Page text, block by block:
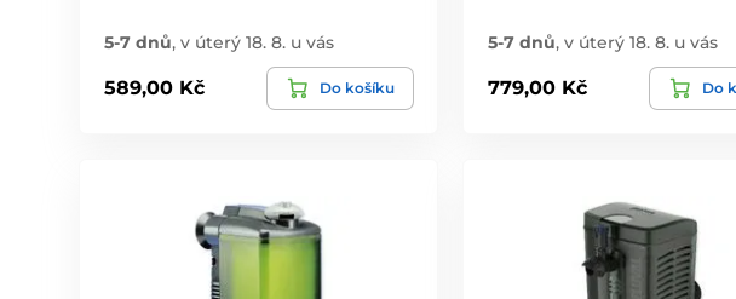
5-7 dnů, v úterý 18. 8. u vás
589,00 Kč Do košíku
5-7 dnů, v úterý 18. 8. u vás
779,00 Kč Do